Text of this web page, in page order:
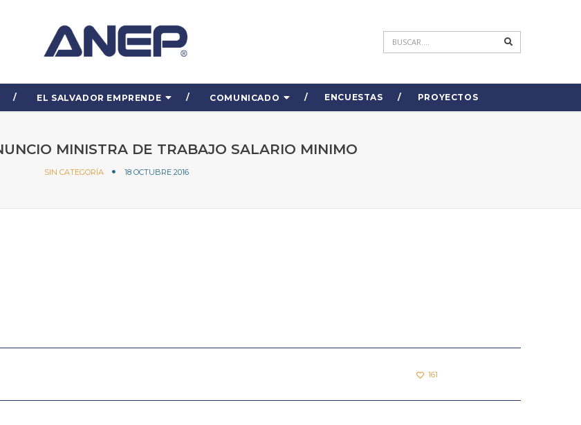
EL SALVADOR EMPRENDE COMUNICADO ENCUESTAS PROYECTOS
MINISTRA DE TRABAJO SALARIO MINIMO
SIN CATEGORÍA 18 OCTUBRE 2016
161